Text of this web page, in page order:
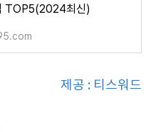
TOP5(2024최신)
제공 : 티스워드